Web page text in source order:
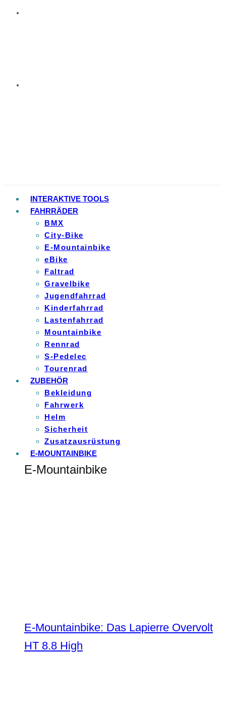
INTERAKTIVE TOOLS
FAHRRÄDER
BMX
City-Bike
E-Mountainbike
eBike
Faltrad
Gravelbike
Jugendfahrrad
Kinderfahrrad
Lastenfahrrad
Mountainbike
Rennrad
S-Pedelec
Tourenrad
ZUBEHÖR
Bekleidung
Fahrwerk
Helm
Sicherheit
Zusatzausrüstung
E-MOUNTAINBIKE
E-Mountainbike
E-Mountainbike: Das Lapierre Overvolt
HT 8.8 High